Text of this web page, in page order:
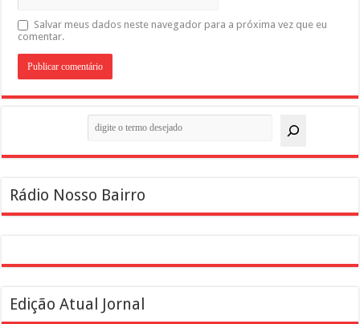
Salvar meus dados neste navegador para a próxima vez que eu
comentar.
Rádio Nosso Bairro
Edição Atual Jornal